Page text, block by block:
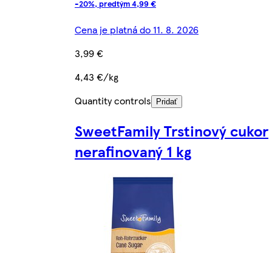
-20%, predtým 4,99 €
Cena je platná do 11. 8. 2026
3,99 €
4,43 €/kg
Quantity controls
Pridať
SweetFamily Trstinový cukor
nerafinovaný 1 kg